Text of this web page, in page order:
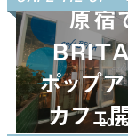
原宿
ポップ
カフェ